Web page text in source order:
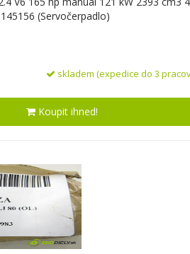
(Servočerpadlo)
skladem (expedice do 3
Koupit ihned!